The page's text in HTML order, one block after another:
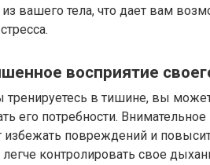
вашего тела, что дает вам
восприятие
тренируетесь в тишине, вы
его потребности.
повреждений и
контролировать свое